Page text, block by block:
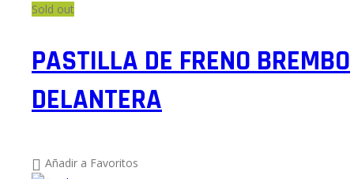
Sold out
PASTILLA DE FRENO BREMBO
DELANTERA
Añadir a Favoritos